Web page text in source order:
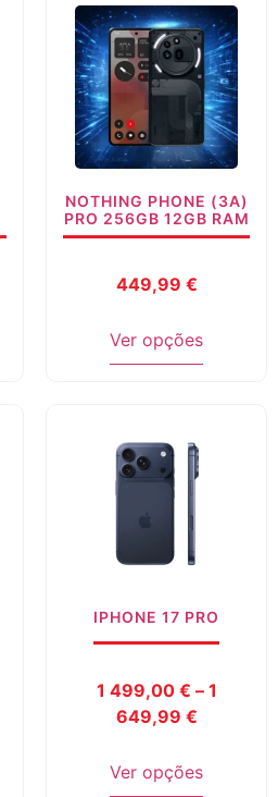
NOTHING PHONE (3A)
PRO 256GB 12GB RAM
449,99 €
Ver opções
IPHONE 17 PRO
1 499,00 € – 1
649,99 €
Ver opções